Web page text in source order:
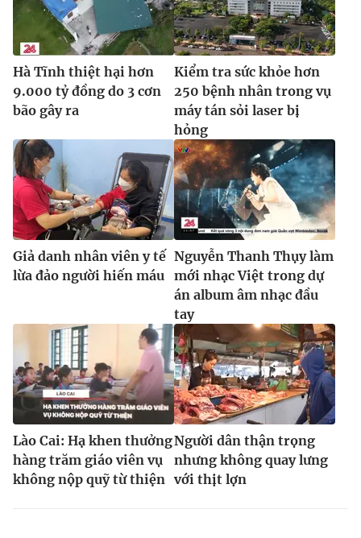
® Cấm sao chép dưới mọi hình thức nếu không có sự chấp
thuận bằng văn bản. Ghi rõ nguồn VTV.vn khi phát hành lại
thông tin từ website này.
Hà Tĩnh thiệt hại hơn
9.000 tỷ đồng do 3 cơn
bão gây ra
Kiểm tra sức khỏe hơn
250 bệnh nhân trong vụ
máy tán sỏi laser bị
hỏng
Giả danh nhân viên y tế
lừa đảo người hiến máu
Nguyễn Thanh Thụy làm
mới nhạc Việt trong dự
án album âm nhạc đầu
tay
Lào Cai: Hạ khen thưởng
hàng trăm giáo viên vụ
không nộp quỹ từ thiện
Người dân thận trọng
nhưng không quay lưng
với thịt lợn